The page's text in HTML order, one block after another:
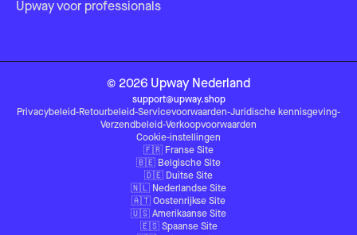
Upway voor professionals
© 2026 Upway Nederland
support@upway.shop
Privacybeleid-Retourbeleid-Servicevoorwaarden-Juridische kennisgeving-
Verzendbeleid-Verkoopvoorwaarden
Cookie-instellingen
🇫🇷 Franse Site
🇧🇪 Belgische Site
🇩🇪 Duitse Site
🇳🇱 Nederlandse Site
🇦🇹 Oostenrijkse Site
🇺🇸 Amerikaanse Site
🇪🇸 Spaanse Site